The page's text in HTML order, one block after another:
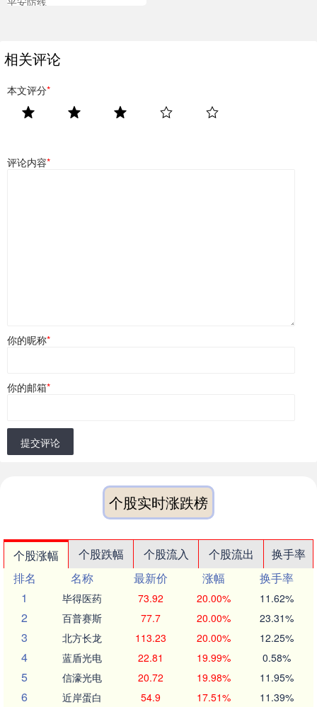
相关评论
本文评分*
评论内容*
你的昵称*
你的邮箱*
提交评论
个股实时涨跌榜
个股涨幅 个股跌幅 个股流入 个股流出
换手率
排名
名称 最新价 涨幅
换手率
1
毕得医药 73.92 20.00% 11.62%
2 百普赛斯 77.7 20.00% 23.31%
3 北方长龙 113.23 20.00% 12.25%
4 蓝盾光电 22.81 19.99% 0.58%
5 信濠光电 20.72 19.98% 11.95%
6 近岸蛋白 54.9 17.51% 11.39%